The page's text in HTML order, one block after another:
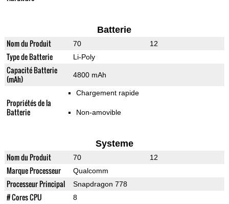
Batterie
Nom du Produit 70 12
Type de Batterie Li-Poly
Capacité Batterie
(mAh)
4800 mAh
Propriétés de la
Batterie
Chargement rapide
Non-amovible
Systeme
Nom du Produit 70 12
Marque Processeur Qualcomm
Processeur Principal Snapdragon 778
# Cores CPU 8